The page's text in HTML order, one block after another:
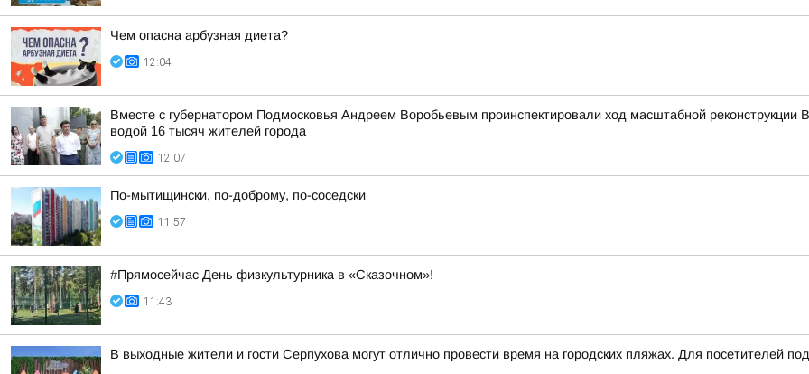
Чем опасна арбузная диета?
12:04
Вместе с губернатором Подмосковья Андреем Воробьевым проинспектировали ход масштабной
водой 16 тысяч жителей города
12:07
По-мытищински, по-доброму, по-соседски
11:57
#Прямосейчас День физкультурника в «Сказочном»!
11:43
В выходные жители и гости Серпухова могут отлично провести время на городских пляжах. Для посетителей